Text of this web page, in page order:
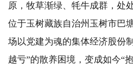
原，牧草渐绿、牦牛成群，处
位于玉树藏族自治州玉树市巴
场以党建为魂的集体经济股份
越亏”的散养困境，变成如今“